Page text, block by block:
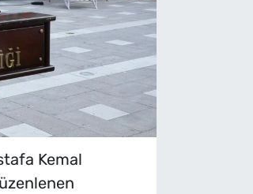
Kemal